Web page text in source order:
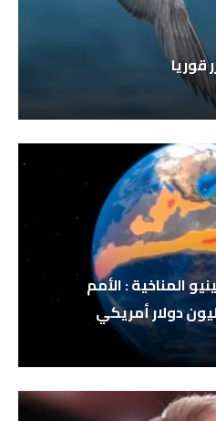
قوريا
المناخية : الأمم